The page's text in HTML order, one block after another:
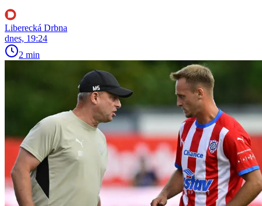
Liberecká Drbna
dnes, 19:24
2 min